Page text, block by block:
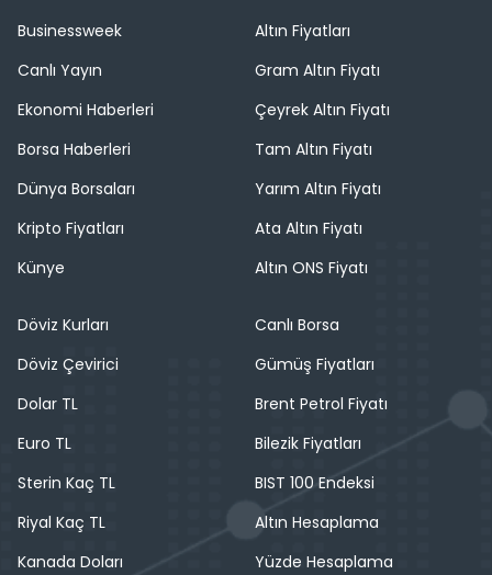
Businessweek
Canlı Yayın
Ekonomi Haberleri
Borsa Haberleri
Dünya Borsaları
Kripto Fiyatları
Künye
Altın Fiyatları
Gram Altın Fiyatı
Çeyrek Altın Fiyatı
Tam Altın Fiyatı
Yarım Altın Fiyatı
Ata Altın Fiyatı
Altın ONS Fiyatı
Döviz Kurları
Döviz Çevirici
Dolar TL
Euro TL
Sterin Kaç TL
Riyal Kaç TL
Kanada Doları
Canlı Borsa
Gümüş Fiyatları
Brent Petrol Fiyatı
Bilezik Fiyatları
BIST 100 Endeksi
Altın Hesaplama
Yüzde Hesaplama